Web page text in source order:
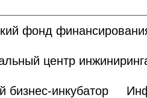
фонд
центр
бизнес-инкубатор